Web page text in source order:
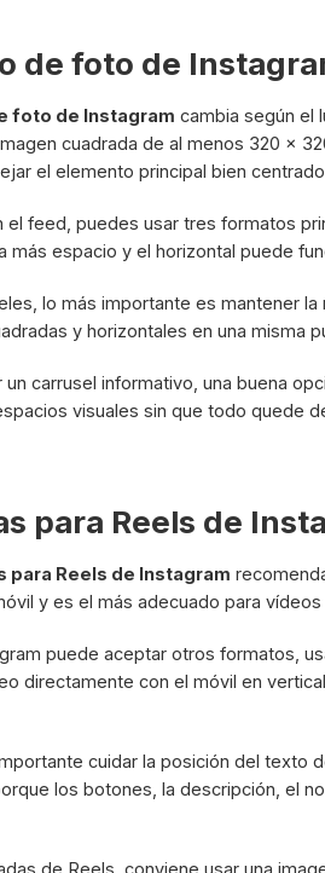
de foto de
foto de Instagram cambia según el
cuadrada de al menos 320 x
el elemento principal bien
el feed, puedes usar tres formatos
más espacio y el horizontal puede
lo más importante es mantener
y horizontales en una misma
un carrusel informativo, una buena
visuales sin que todo quede
para Reels de
para Reels de Instagram
y es el más adecuado para
puede aceptar otros formatos,
directamente con el móvil en
cuidar la posición del texto
los botones, la descripción, el
de Reels, conviene usar una